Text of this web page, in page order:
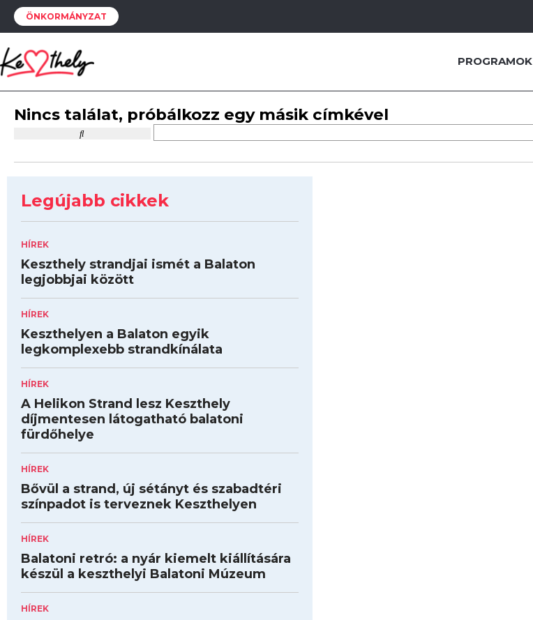
ÖNKORMÁNYZAT
PROGRAMOK
Nincs találat, próbálkozz egy másik címkével
Legújabb cikkek
HÍREK
Keszthely strandjai ismét a Balaton
legjobbjai között
HÍREK
Keszthelyen a Balaton egyik
legkomplexebb strandkínálata
HÍREK
A Helikon Strand lesz Keszthely
díjmentesen látogatható balatoni
fürdőhelye
HÍREK
Bővül a strand, új sétányt és szabadtéri
színpadot is terveznek Keszthelyen
HÍREK
Balatoni retró: a nyár kiemelt kiállítására
készül a keszthelyi Balatoni Múzeum
HÍREK